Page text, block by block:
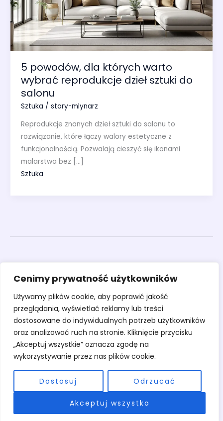
Cenimy prywatność użytkowników
Używamy plików cookie, aby poprawić jakość
przeglądania, wyświetlać reklamy lub treści
dostosowane do indywidualnych potrzeb użytkowników
oraz analizować ruch na stronie. Kliknięcie przycisku
„Akceptuj wszystkie” oznacza zgodę na
wykorzystywanie przez nas plików cookie.
Dostosuj Odrzucać
Akceptuj wszystko
5 powodów, dla których warto
wybrać reprodukcje dzieł sztuki do
salonu
Sztuka / stary-mlynarz
Reprodukcje znanych dzieł sztuki do salonu to
rozwiązanie, które łączy walory estetyczne z
funkcjonalnością. Pozwalają cieszyć się ikonami
malarstwa bez […]
Sztuka
Rzeźby
Sztuka
Warsztaty
O pracowni
Kontakt
Copyright © 2026 Pracownia Stary Młyn | Powered by Pracownia Stary
Młyn